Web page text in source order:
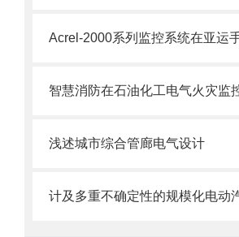
浅述城市综合管廊电气设计